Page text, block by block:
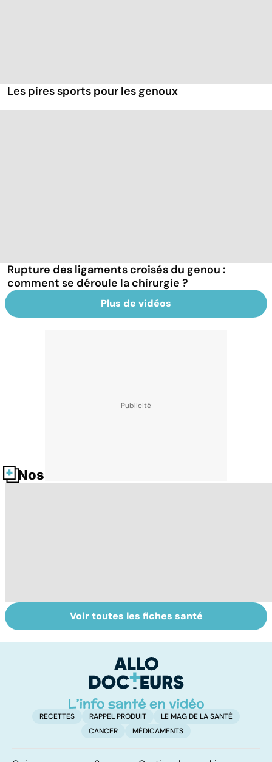
Les pires sports pour les genoux
Rupture des ligaments croisés du genou :
comment se déroule la chirurgie ?
Plus de vidéos
Nos fiches santé
Arthrose du
genou : de
Tout savoir sur
les infections
Voir toutes les fiches santé
RECETTES RAPPEL PRODUIT
LE MAG DE LA SANTÉ
CANCER
MÉDICAMENTS